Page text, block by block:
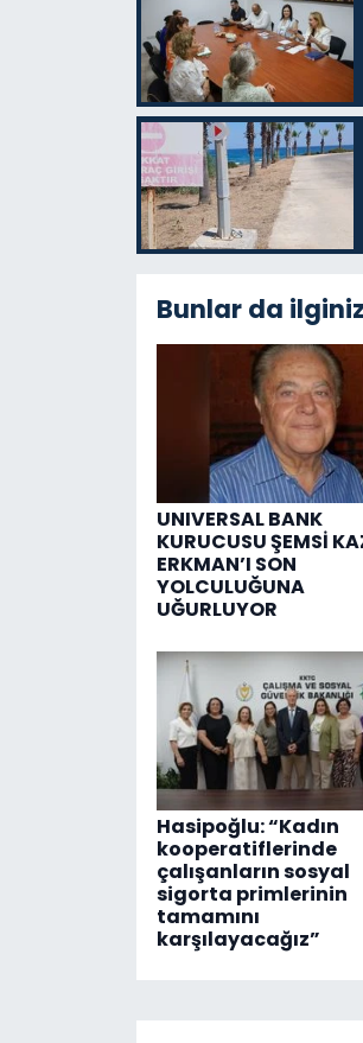
Bunlar da
UNIVERSAL BANK
KURUCUSU ŞEMSİ
ERKMAN’I SON
YOLCULUĞUNA
UĞURLUYOR
Hasipoğlu: “Kadın
kooperatiflerinde
çalışanların sosyal
sigorta primlerinin
tamamını
karşılayacağız”